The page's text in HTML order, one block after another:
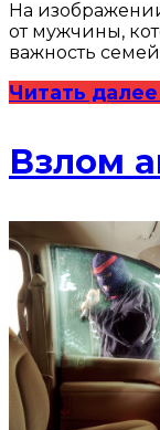
На
от мужчины,
важность
Читать далее
Взлом